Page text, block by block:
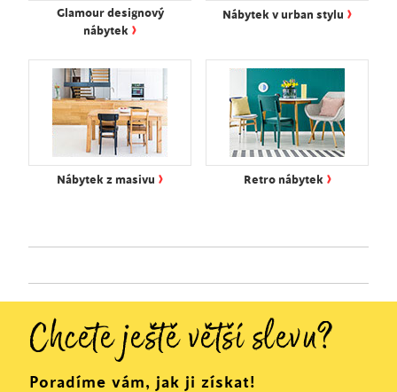
Glamour designový
nábytek ›
Nábytek v urban stylu ›
Nábytek z masivu › Retro nábytek ›
Chcete ještě větší slevu?
Poradíme vám, jak ji získat!